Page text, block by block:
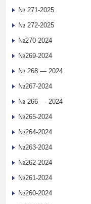
№ 271-2025
№ 272-2025
№270-2024
№269-2024
№ 268 — 2024
№267-2024
№ 266 — 2024
№265-2024
№264-2024
№263-2024
№262-2024
№261-2024
№260-2024